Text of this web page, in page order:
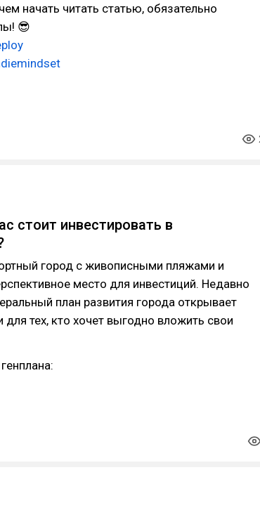
начать читать статью, обязательно
😎
стоит инвестировать в
город с живописными пляжами и
место для инвестиций. Недавно
план развития города открывает
тех, кто хочет выгодно вложить свои